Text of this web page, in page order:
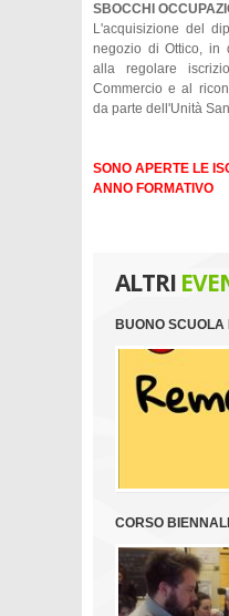
SBOCCHI
L'acquisizione del
negozio di Ottico, in
alla regolare
Commercio e al
da parte dell'Unità
SONO APERTE LE
ANNO FORMATIVO
ALTRI
BUONO
CORSO